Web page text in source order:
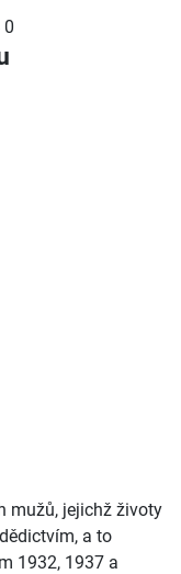
0
mužů, jejichž životy
a to
1932, 1937 a